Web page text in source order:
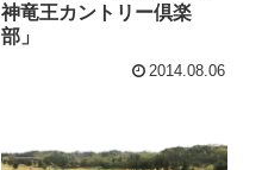
神竜王カントリー倶楽
部」
2014.08.06